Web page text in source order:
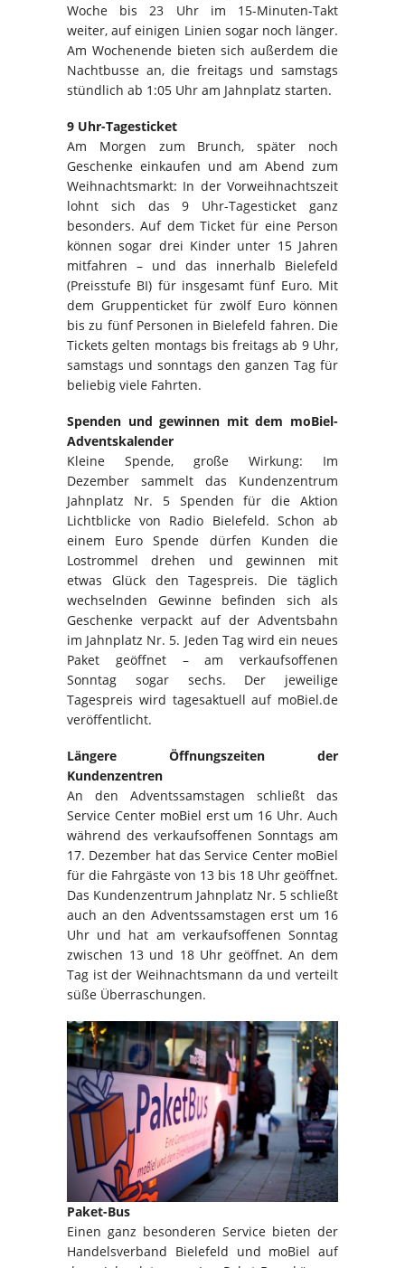
Woche bis 23 Uhr im 15-Minuten-Takt
weiter, auf einigen Linien sogar noch länger.
Am Wochenende bieten sich außerdem die
Nachtbusse an, die freitags und samstags
stündlich ab 1:05 Uhr am Jahnplatz starten.
9 Uhr-Tagesticket
Am Morgen zum Brunch, später noch
Geschenke einkaufen und am Abend zum
Weihnachtsmarkt: In der Vorweihnachtszeit
lohnt sich das 9 Uhr-Tagesticket ganz
besonders. Auf dem Ticket für eine Person
können sogar drei Kinder unter 15 Jahren
mitfahren – und das innerhalb Bielefeld
(Preisstufe BI) für insgesamt fünf Euro. Mit
dem Gruppenticket für zwölf Euro können
bis zu fünf Personen in Bielefeld fahren. Die
Tickets gelten montags bis freitags ab 9 Uhr,
samstags und sonntags den ganzen Tag für
beliebig viele Fahrten.
Spenden und gewinnen mit dem moBiel-
Adventskalender
Kleine Spende, große Wirkung: Im
Dezember sammelt das Kundenzentrum
Jahnplatz Nr. 5 Spenden für die Aktion
Lichtblicke von Radio Bielefeld. Schon ab
einem Euro Spende dürfen Kunden die
Lostrommel drehen und gewinnen mit
etwas Glück den Tagespreis. Die täglich
wechselnden Gewinne befinden sich als
Geschenke verpackt auf der Adventsbahn
im Jahnplatz Nr. 5. Jeden Tag wird ein neues
Paket geöffnet – am verkaufsoffenen
Sonntag sogar sechs. Der jeweilige
Tagespreis wird tagesaktuell auf moBiel.de
veröffentlicht.
Längere Öffnungszeiten der
Kundenzentren
An den Adventssamstagen schließt das
Service Center moBiel erst um 16 Uhr. Auch
während des verkaufsoffenen Sonntags am
17. Dezember hat das Service Center moBiel
für die Fahrgäste von 13 bis 18 Uhr geöffnet.
Das Kundenzentrum Jahnplatz Nr. 5 schließt
auch an den Adventssamstagen erst um 16
Uhr und hat am verkaufsoffenen Sonntag
zwischen 13 und 18 Uhr geöffnet. An dem
Tag ist der Weihnachtsmann da und verteilt
süße Überraschungen.
Paket-Bus
Einen ganz besonderen Service bieten der
Handelsverband Bielefeld und moBiel auf